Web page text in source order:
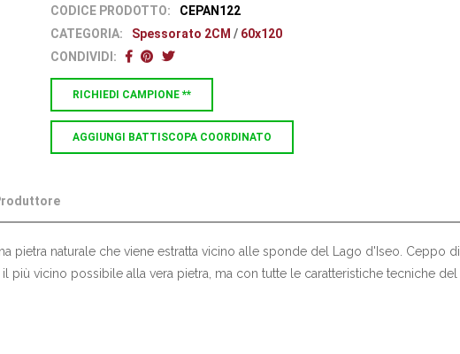
CODICE PRODOTTO:
CEPAN122
CATEGORIA:
Spessorato 2CM / 60x120
CONDIVIDI:
RICHIEDI CAMPIONE **
AGGIUNGI BATTISCOPA COORDINATO
pietra naturale che viene estratta vicino alle sponde del Lago d'Iseo. Ceppo di
più vicino possibile alla vera pietra, ma con tutte le caratteristiche tecniche del